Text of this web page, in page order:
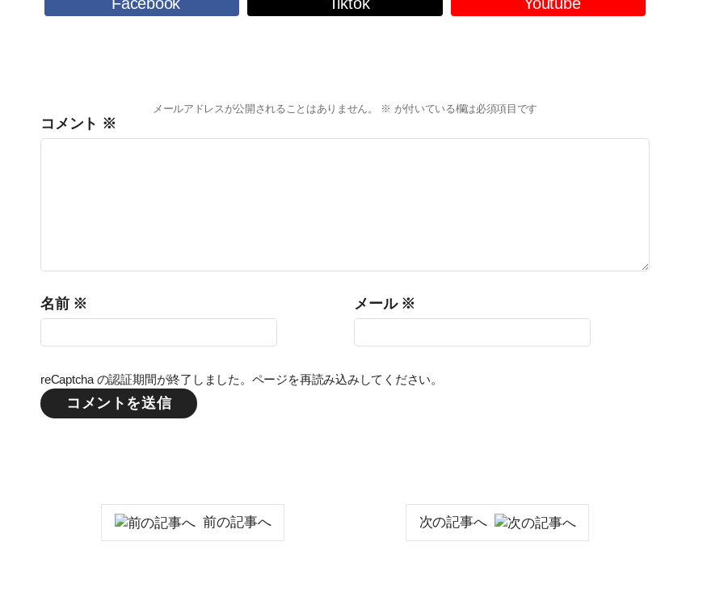
メールアドレスが公開されることはありません。 ※ が付いている欄は必須項目です
コメント ※
名前 ※ メール ※
reCaptcha の認証期間が終了しました。ページを再読み込みしてください。
前の記事へ 次の記事へ